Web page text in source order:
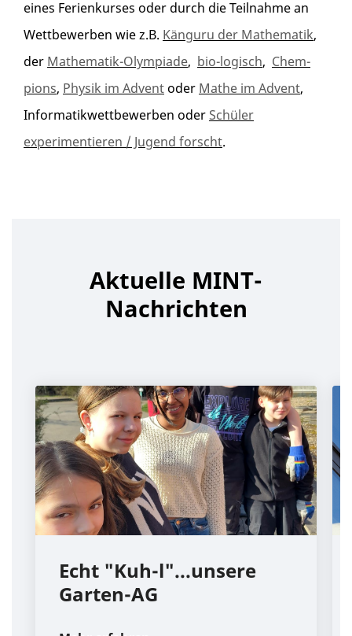
eines Ferienkurses oder durch die Teilnahme an
Wettbewerben wie z.B. Känguru der Mathematik,
der Mathematik-Olympiade, bio-logisch, Chem-
pions, Physik im Advent oder Mathe im Advent,
Informatikwettbewerben oderSchüler
experimentieren / Jugend forscht.
Aktuelle MINT-
Nachrichten
Echt "Kuh-l"...unsere
Garten-AG